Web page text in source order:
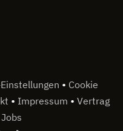
• Cookie
• Impressum • Vertrag
Jobs